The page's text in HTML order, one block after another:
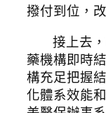
撥付到位，
接上去
藥機構即時
構充足把握結
化體系效能